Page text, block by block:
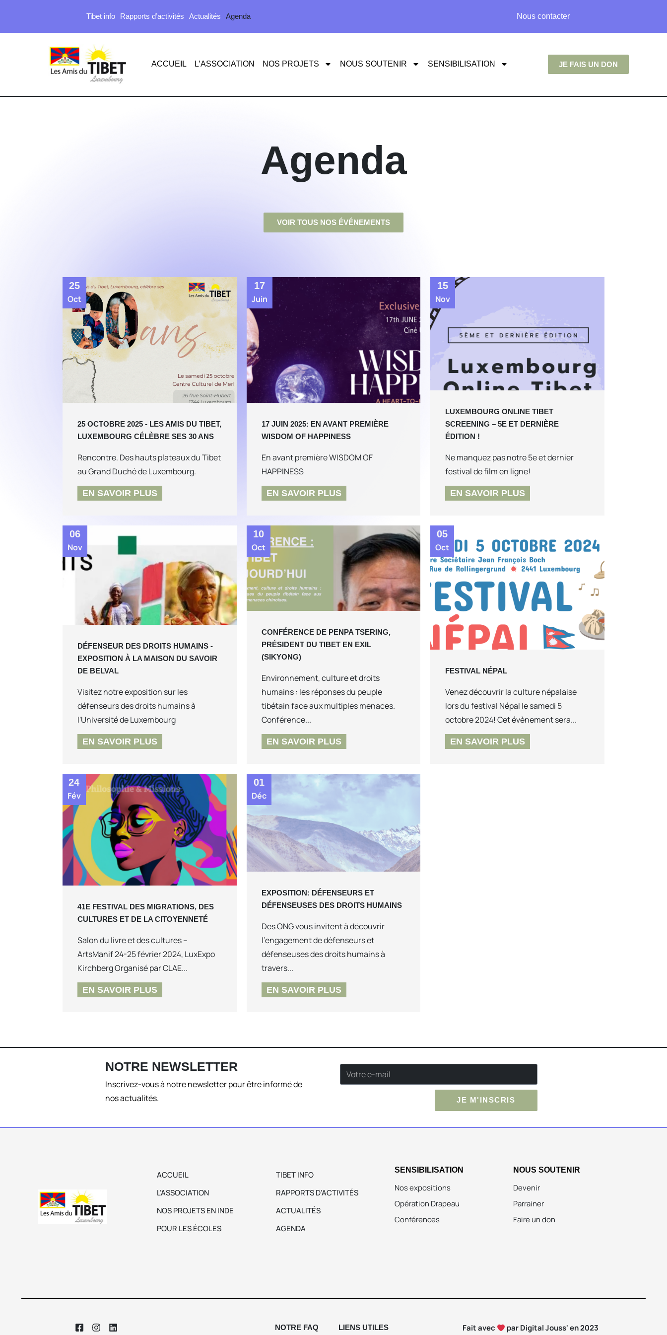
Tibet info Rapports d’activités Actualités Agenda Nous contacter
ACCUEIL L’ASSOCIATION NOS PROJETS NOUS SOUTENIR SENSIBILISATION JE FAIS UN DON
Agenda
VOIR TOUS NOS ÉVÉNEMENTS
25
Oct
25 OCTOBRE 2025 - LES AMIS DU TIBET,
LUXEMBOURG CÉLÈBRE SES 30 ANS
Rencontre. Des hauts plateaux du Tibet
au Grand Duché de Luxembourg.
EN SAVOIR PLUS
17
Juin
17 JUIN 2025: EN AVANT PREMIÈRE
WISDOM OF HAPPINESS
En avant première WISDOM OF
HAPPINESS
EN SAVOIR PLUS
15
Nov
LUXEMBOURG ONLINE TIBET
SCREENING – 5E ET DERNIÈRE
ÉDITION !
Ne manquez pas notre 5e et dernier
festival de film en ligne!
EN SAVOIR PLUS
06
Nov
DÉFENSEUR DES DROITS HUMAINS -
EXPOSITION À LA MAISON DU SAVOIR
DE BELVAL
Visitez notre exposition sur les
défenseurs des droits humains à
l'Université de Luxembourg
EN SAVOIR PLUS
10
Oct
CONFÉRENCE DE PENPA TSERING,
PRÉSIDENT DU TIBET EN EXIL
(SIKYONG)
Environnement, culture et droits
humains : les réponses du peuple
tibétain face aux multiples menaces.
Conférence...
EN SAVOIR PLUS
05
Oct
FESTIVAL NÉPAL
Venez découvrir la culture népalaise
lors du festival Népal le samedi 5
octobre 2024! Cet évènement sera...
EN SAVOIR PLUS
24
Fév
41E FESTIVAL DES MIGRATIONS, DES
CULTURES ET DE LA CITOYENNETÉ
Salon du livre et des cultures –
ArtsManif 24-25 février 2024, LuxExpo
Kirchberg Organisé par CLAE...
EN SAVOIR PLUS
01
Déc
EXPOSITION: DÉFENSEURS ET
DÉFENSEUSES DES DROITS HUMAINS
Des ONG vous invitent à découvrir
l’engagement de défenseurs et
défenseuses des droits humains à
travers...
EN SAVOIR PLUS
NOTRE NEWSLETTER
Inscrivez-vous à notre newsletter pour être informé de
nos actualités.
JE M'INSCRIS
ACCUEIL
L’ASSOCIATION
NOS PROJETS EN INDE
POUR LES ÉCOLES
TIBET INFO
RAPPORTS D’ACTIVITÉS
ACTUALITÉS
AGENDA
SENSIBILISATION
Nos expositions
Opération Drapeau
Conférences
NOUS SOUTENIR
Devenir
Parrainer
Faire un don
NOTRE FAQ LIENS UTILES Fait avec par Digital Jouss' en 2023